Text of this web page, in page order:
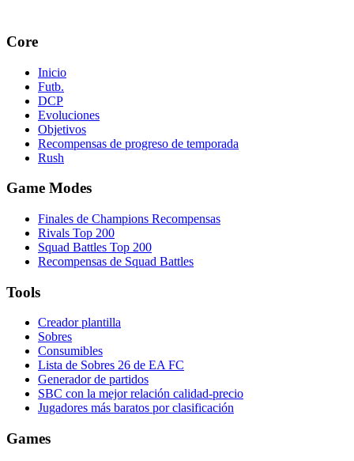
Core
Inicio
Futb.
DCP
Evoluciones
Objetivos
Recompensas de progreso de temporada
Rush
Game Modes
Finales de Champions Recompensas
Rivals Top 200
Squad Battles Top 200
Recompensas de Squad Battles
Tools
Creador plantilla
Sobres
Consumibles
Lista de Sobres 26 de EA FC
Generador de partidos
SBC con la mejor relación calidad-precio
Jugadores más baratos por clasificación
Games